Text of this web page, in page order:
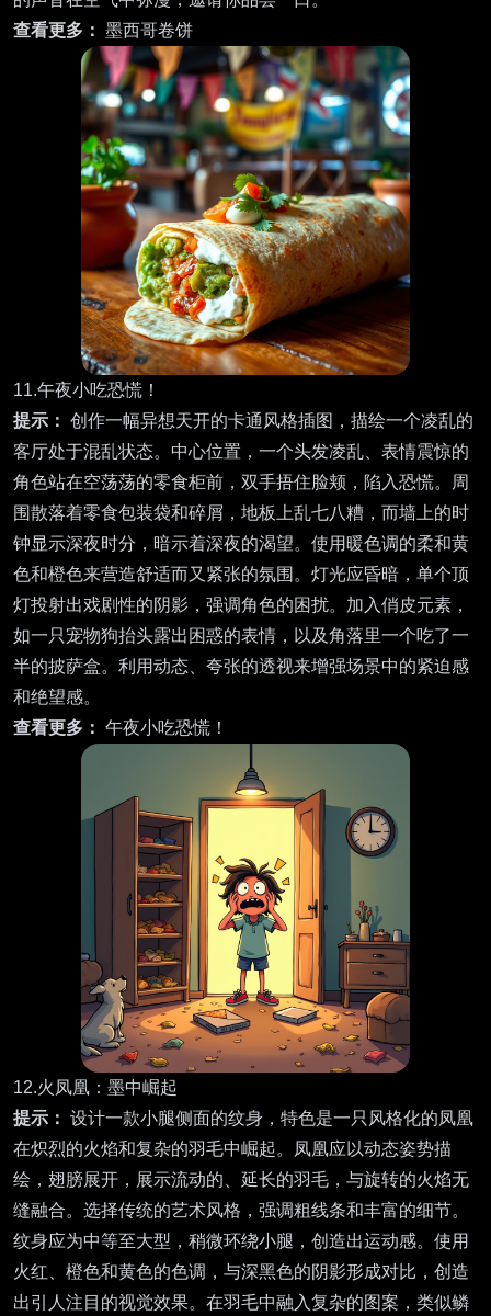
查看更多： 墨西哥卷饼
11.午夜小吃恐慌！
提示： 创作一幅异想天开的卡通风格插图，描绘一个凌乱的
客厅处于混乱状态。中心位置，一个头发凌乱、表情震惊的
角色站在空荡荡的零食柜前，双手捂住脸颊，陷入恐慌。周
围散落着零食包装袋和碎屑，地板上乱七八糟，而墙上的时
钟显示深夜时分，暗示着深夜的渴望。使用暖色调的柔和黄
色和橙色来营造舒适而又紧张的氛围。灯光应昏暗，单个顶
灯投射出戏剧性的阴影，强调角色的困扰。加入俏皮元素，
如一只宠物狗抬头露出困惑的表情，以及角落里一个吃了一
半的披萨盒。利用动态、夸张的透视来增强场景中的紧迫感
和绝望感。
查看更多： 午夜小吃恐慌！
12.火凤凰：墨中崛起
提示： 设计一款小腿侧面的纹身，特色是一只风格化的凤凰
在炽烈的火焰和复杂的羽毛中崛起。凤凰应以动态姿势描
绘，翅膀展开，展示流动的、延长的羽毛，与旋转的火焰无
缝融合。选择传统的艺术风格，强调粗线条和丰富的细节。
纹身应为中等至大型，稍微环绕小腿，创造出运动感。使用
火红、橙色和黄色的色调，与深黑色的阴影形成对比，创造
出引人注目的视觉效果。在羽毛中融入复杂的图案，类似鳞